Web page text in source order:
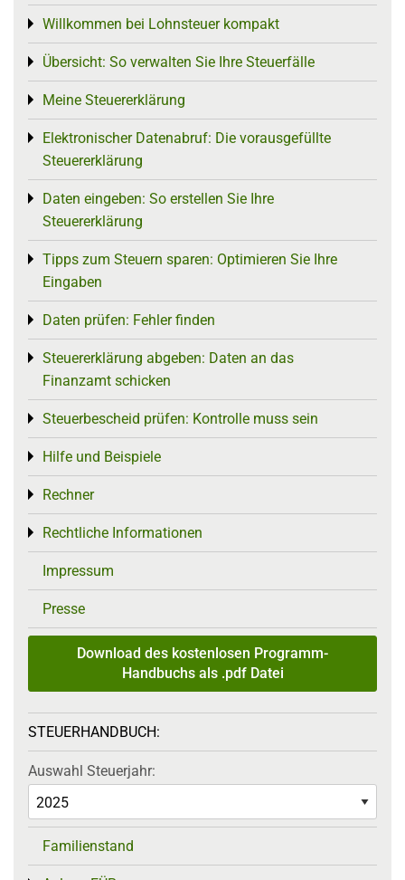
Willkommen bei Lohnsteuer kompakt
Toggle menu
Übersicht: So verwalten Sie Ihre Steuerfälle
Toggle menu
Meine Steuererklärung
Toggle menu
Elektronischer Datenabruf: Die vorausgefüllte
Steuererklärung
Toggle menu
Daten eingeben: So erstellen Sie Ihre
Steuererklärung
Toggle menu
Tipps zum Steuern sparen: Optimieren Sie Ihre
Eingaben
Toggle menu
Daten prüfen: Fehler finden
Toggle menu
Steuererklärung abgeben: Daten an das
Finanzamt schicken
Toggle menu
Steuerbescheid prüfen: Kontrolle muss sein
Toggle menu
Hilfe und Beispiele
Toggle menu
Rechner
Toggle menu
Rechtliche Informationen
Toggle menu
Impressum
Presse
Download des kostenlosen Programm-
Handbuchs als .pdf Datei
STEUERHANDBUCH:
Auswahl Steuerjahr:
Familienstand